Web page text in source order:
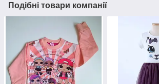
Подібні товари компанії